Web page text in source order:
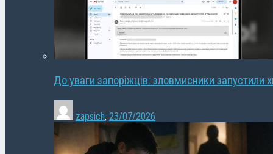
До уваги запоріжців: зловмисники запустили
zapsich, 23/07/2026